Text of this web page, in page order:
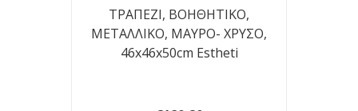
ΤΡΑΠΕΖΙ, BOHΘΗΤΙΚΟ,
ΜΕΤΑΛΛΙΚΟ, ΜΑΥΡΟ- ΧΡΥΣΟ,
46x46x50cm Estheti